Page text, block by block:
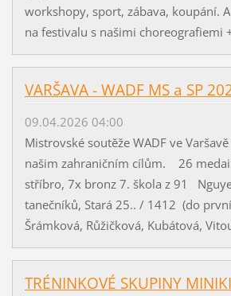
workshopy, sport, zábava, koupání.
na festivalu s našimi choreografiemi
VARŠAVA - WADF MS a SP
09.04.2026 04:00
Mistrovské soutěže WADF ve
našim zahraničním cílům. 26
stříbro, 7x bronz 7. škola z 91
tanečníků, Stará 25.. / 1412 (do
Šrámková, Růžičková, Kubátová,
TRÉNINKOVÉ SKUPINY